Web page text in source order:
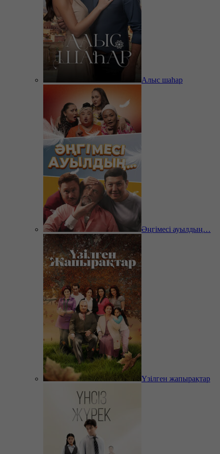
Алыс шаһар
Әңгімесі ауылдың…
Үзілген жапырақтар